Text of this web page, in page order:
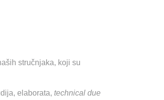
stručnjaka, koji su
elaborata, technical due